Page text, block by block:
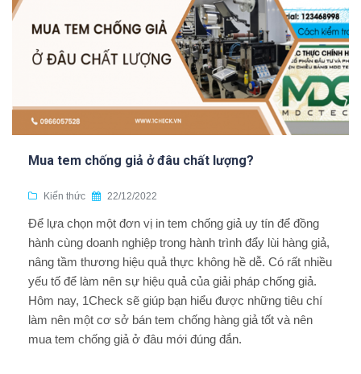
Mua tem chống giả ở đâu chất lượng?
Kiến thức 22/12/2022
Để lựa chọn một đơn vị in tem chống giả uy tín để đồng
hành cùng doanh nghiệp trong hành trình đẩy lùi hàng giả,
nâng tầm thương hiệu quả thực không hề dễ. Có rất nhiều
yếu tố để làm nên sự hiệu quả của giải pháp chống giả.
Hôm nay, 1Check sẽ giúp bạn hiểu được những tiêu chí
làm nên một cơ sở bán tem chống hàng giả tốt và nên
mua tem chống giả ở đâu mới đúng đắn.